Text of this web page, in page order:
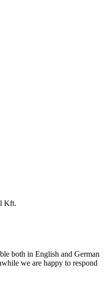
Kft.
both in English and German
we are happy to respond